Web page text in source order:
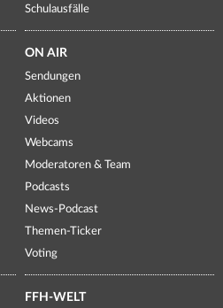
Schulausfälle
ON AIR
Sendungen
Aktionen
Videos
Webcams
Moderatoren & Team
Podcasts
News-Podcast
Themen-Ticker
Voting
FFH-WELT